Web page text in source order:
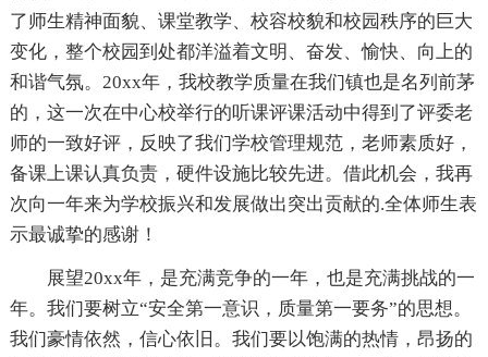
了师生精神面貌、课堂教学、校容校貌和校园秩序的巨大
变化，整个校园到处都洋溢着文明、奋发、愉快、向上的
和谐气氛。20xx年，我校教学质量在我们镇也是名列前茅
的，这一次在中心校举行的听课评课活动中得到了评委老
师的一致好评，反映了我们学校管理规范，老师素质好，
备课上课认真负责，硬件设施比较先进。借此机会，我再
次向一年来为学校振兴和发展做出突出贡献的.全体师生表
示最诚挚的感谢！
展望20xx年，是充满竞争的一年，也是充满挑战的一
年。我们要树立“安全第一意识，质量第一要务”的思想。
我们豪情依然，信心依旧。我们要以饱满的热情，昂扬的